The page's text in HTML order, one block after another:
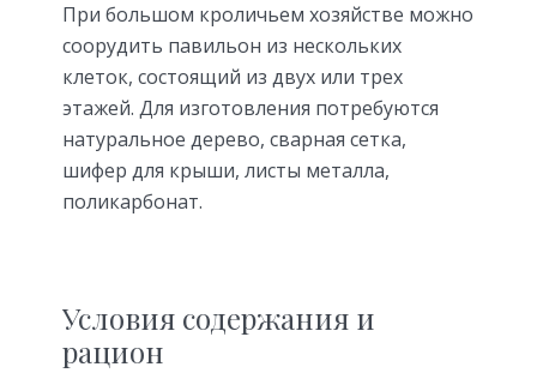
При большом кроличьем хозяйстве можно
соорудить павильон из нескольких
клеток, состоящий из двух или трех
этажей. Для изготовления потребуются
натуральное дерево, сварная сетка,
шифер для крыши, листы металла,
поликарбонат.
Условия содержания и
рацион